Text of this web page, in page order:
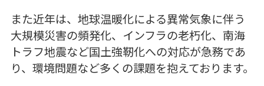
また近年は、地球温暖化による異常気象に伴う
大規模災害の頻発化、インフラの老朽化、南海
トラフ地震など国土強靭化への対応が急務であ
り、環境問題など多くの課題を抱えております。